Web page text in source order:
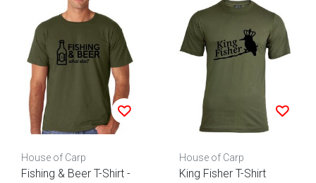
House of Carp
Fishing & Beer T-Shirt -
House of Carp
King Fisher T-Shirt